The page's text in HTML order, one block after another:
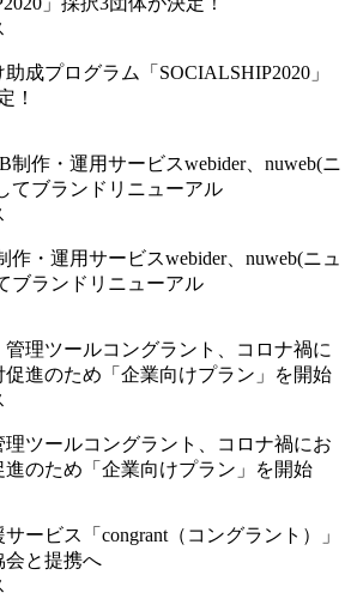
成プログラム「SOCIALSHIP2020」
！
作・運用サービスwebider、nuweb(ニュ
ブランドリニューアル
ツールコングラント、コロナ禍にお
進のため「企業向けプラン」を開始